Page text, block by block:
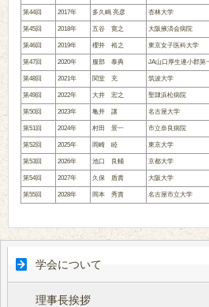
第44回 2017年 多久嶋 亮彦 杏林大学
第45回 2018年 五谷 寛之 大阪掖済会病院
第46回 2019年 櫻井 裕之 東京女子医科大学
第47回 2020年 服部 泰典 JA山口厚生連小郡第
第48回 2021年 関堂 充 筑波大学
第49回 2022年 大井 宏之 聖隷浜松病院
第50回 2023年 亀井 讓 名古屋大学
第51回 2024年 村田 景一 市立奈良病院
第52回 2025年 岡崎 睦 東京大学
第53回 2026年 池口 良輔 京都大学
第54回 2027年 久保 盾貴 大阪大学
第55回 2028年 岡本 秀貴 名古屋市立大学
学会について
理事長挨拶